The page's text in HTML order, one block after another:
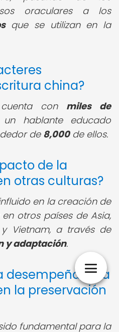
oraculares a los
que se utilizan en la
china?
con miles de
hablante educado
de 8,000de ellos.
de la
otras culturas?
en la creación de
otros países de Asia,
Vietnam, a través de
y adaptación.
desempeñado la
la preservación
fundamental para la